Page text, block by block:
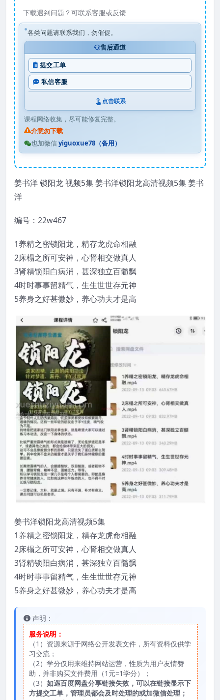
下载遇到问题？可联系客服或反馈
各类问题请联系我们，勿催促。
售后通道
提交工单
私信客服
点击联系
课程网络收集，尽可能修复完整。
介意勿下载
也加微信yiguoxue78（备用）
姜书洋 锁阳龙 视频5集 姜书洋锁阳龙高清视频5集 姜书
洋
编号：22w467
1养精之密锁阳龙，精存龙虎命相融
2床榻之所可安神，心肾相交做真人
3肾精锁阳白病消，甚深独立百髓飘
4时时事事留精气，生生世世存元神
5养身之好甚微妙，养心功夫才是高
姜书洋锁阳龙高清视频5集
1养精之密锁阳龙，精存龙虎命相融
2床榻之所可安神，心肾相交做真人
3肾精锁阳白病消，甚深独立百髓飘
4时时事事留精气，生生世世存元神
5养身之好甚微妙，养心功夫才是高
声明：
服务说明：
（1）资源来源于网络公开发表文件，所有资料仅供学
习交流；
（2）学分仅用来维持网站运营，性质为用户友情赞
助，并非购买文件费用（1元=1学分）；
（3） 如遇百度网盘分享链接失效，可以在链接显示下
方提交工单，管理员都会及时处理的或加微信处理；